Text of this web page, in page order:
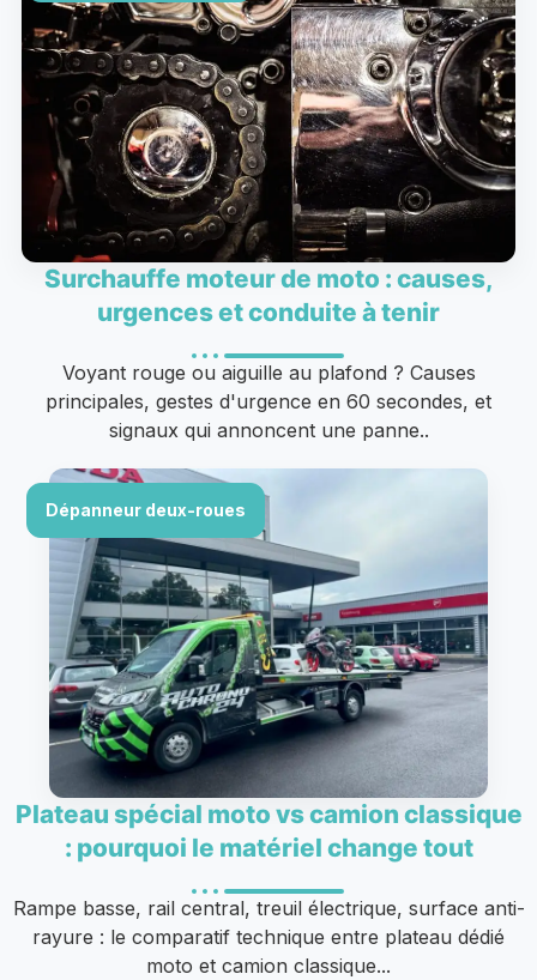
Surchauffe moteur de moto : causes,
urgences et conduite à tenir
Voyant rouge ou aiguille au plafond ? Causes
principales, gestes d'urgence en 60 secondes, et
signaux qui annoncent une panne..
Dépanneur deux-roues
Plateau spécial moto vs camion classique
: pourquoi le matériel change tout
Rampe basse, rail central, treuil électrique, surface anti-
rayure : le comparatif technique entre plateau dédié
moto et camion classique...